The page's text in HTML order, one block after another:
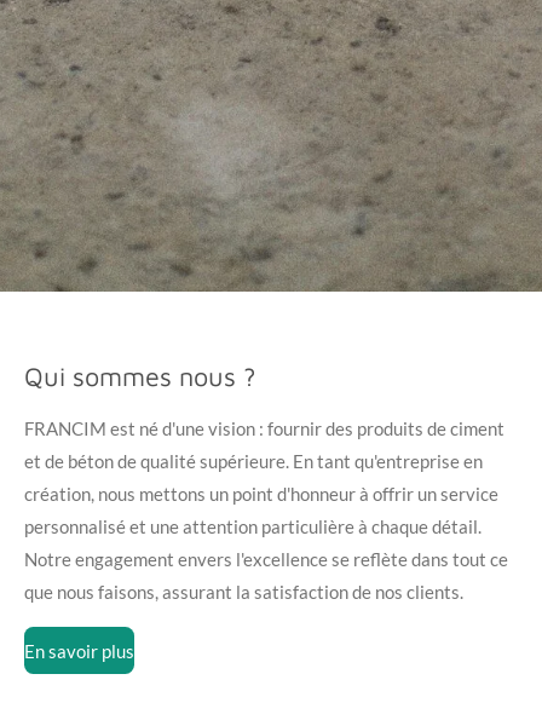
Qui sommes nous ?
FRANCIM est né d'une vision : fournir des produits de ciment
et de béton de qualité supérieure. En tant qu'entreprise en
création, nous mettons un point d'honneur à offrir un service
personnalisé et une attention particulière à chaque détail.
Notre engagement envers l'excellence se reflète dans tout ce
que nous faisons, assurant la satisfaction de nos clients.
En savoir plus